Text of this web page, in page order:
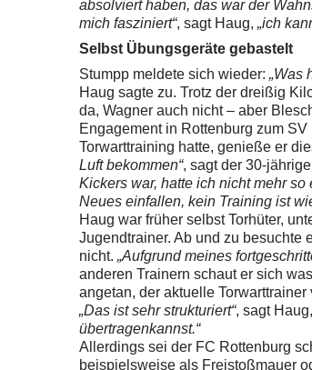
absolviert haben, das war der
mich fasziniert“, sagt Haug, „ich
Selbst Übungsgeräte gebastelt
Stumpp meldete sich wieder: „Was
Haug sagte zu. Trotz der dreißig
da, Wagner auch nicht – aber
Engagement in Rottenburg zum SV
Torwarttraining hatte, genieße er
Luft bekommen“, sagt der 30-
Kickers war, hatte ich nicht mehr so
Neues einfallen, kein Training ist
Haug war früher selbst Torhüter,
Jugendtrainer. Ab und zu besuchte
nicht. „Aufgrund meines
anderen Trainern schaut er sich
angetan, der aktuelle
„Das ist sehr strukturiert“, sagt Haug,
übertragenkannst.“
Allerdings sei der FC Rottenburg
beispielsweise als Freistoßmauer